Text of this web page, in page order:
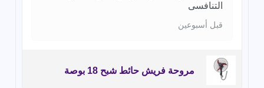
التنافسى
قبل أسبوعين
مروحة فريش حائط شبح 18 بوصة